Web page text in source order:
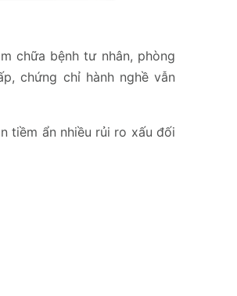
chữa bệnh tư nhân, phòng
chứng chỉ hành nghề vẫn
tiềm ẩn nhiều rủi ro xấu đối